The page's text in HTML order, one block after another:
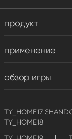
продукт
применение
обзор игры
TY_HOME17
TY_HOME18